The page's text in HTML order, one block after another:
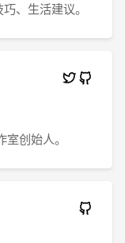
、生活建议。
创始人。